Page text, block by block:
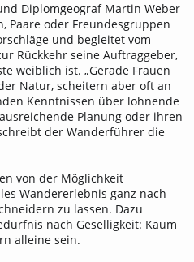
Diplomgeograf Martin Weber
Paare oder Freundesgruppen
und begleitet vom
Rückkehr seine Auftraggeber,
weiblich ist. „Gerade Frauen
Natur, scheitern aber oft an
Kenntnissen über lohnende
Planung oder ihren
der Wanderführer die
von der Möglichkeit
Wandererlebnis ganz nach
zu lassen. Dazu
nach Geselligkeit: Kaum
alleine sein.